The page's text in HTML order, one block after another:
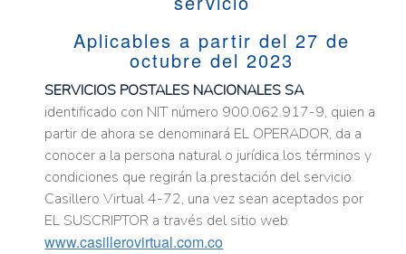
Aplicables a partir del 27 de
octubre del 2023
SERVICIOS POSTALES NACIONALES SA
identificado con NIT número 900.062.917-9, quien a
partir de ahora se denominará EL OPERADOR, da a
conocer a la persona natural o jurídica los términos y
condiciones que regirán la prestación del servicio
Casillero Virtual 4-72, una vez sean aceptados por
EL SUSCRIPTOR a través del sitio web
www.casillerovirtual.com.co